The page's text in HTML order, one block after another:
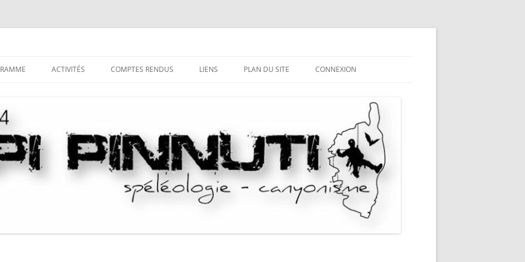
LA SAGA DU LOCAL
ACTIVITÉS
S’INITIER AUX TECHNIQUES
SPÉLÉO
SE PERFECTIONNER
LA PROSPECTION
COMPTES RENDUS
COMPTES-RENDUS DES CAMPS
COMPTES-RENDUS DES STAGES
PUBLICATIONS “NUSTRALE”
LES SAGAS
LIENS PLAN DU SITE CONNEXION